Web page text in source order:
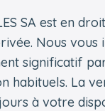
SA est en
Nous vous
significatif
habituels. La
à votre